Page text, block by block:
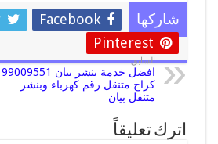
شاركها Facebook
Pinterest
السابق
افضل خدمة بنشر بيان 99009551
كراج متنقل رقم كهرباء وبنشر
متنقل بيان
اترك تعليقاً